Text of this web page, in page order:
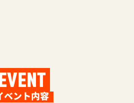
ベント内容